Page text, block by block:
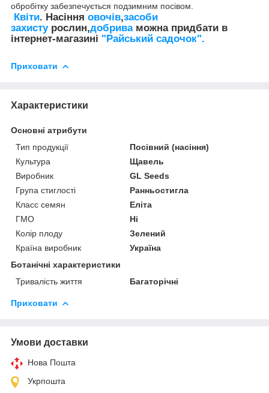
обробітку забезпечується подзимним посівом.
Квіти. Насіння овочів,засоби
захистурослин,добриваможна придбати в
інтернет-магазині "Райський садочок".
Приховати
Характеристики
Основні атрибути
Тип продукції
Посівний (насіння)
Культура
Щавель
Виробник
GL Seeds
Група стиглості
Ранньостигла
Класс семян
Еліта
ГМО
Ні
Колір плоду
Зелений
Країна виробник
Україна
Ботанічні характеристики
Тривалість життя
Багаторічні
Приховати
Умови доставки
Нова Пошта
Укрпошта